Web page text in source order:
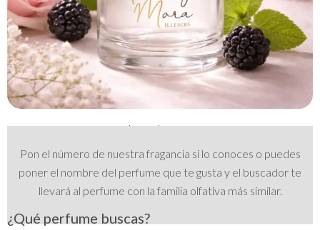
Buscador de Perfumes
Pon el número de nuestra fragancia si lo conoces o puedes
poner el nombre del perfume que te gusta y el buscador te
llevará al perfume con la familia olfativa más similar.
¿Qué perfume buscas?